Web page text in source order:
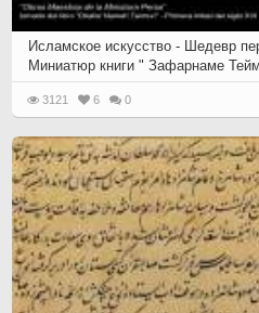
Исламское искусство - Шедевр
Миниатюр книги " Зафарнаме
3121 6 0